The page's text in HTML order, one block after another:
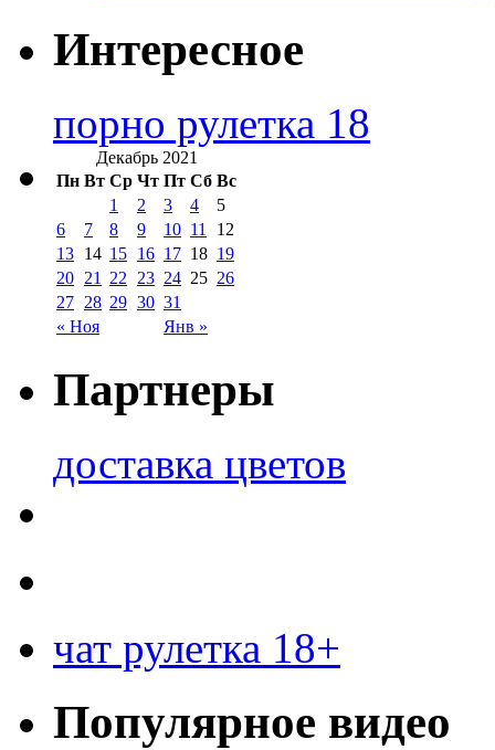
Интересное
порно рулетка 18
Декабрь 2021
Пн Вт Ср Чт Пт Сб Вс
« Ноя Янв »
1 2 3 4
5
6
7 8 9 10 11
12
13 14 15 16 17 18 19
20 21 22 23 24 25 26
27 28 29 30 31
Партнеры
доставка цветов
чат рулетка 18+
Популярное видео